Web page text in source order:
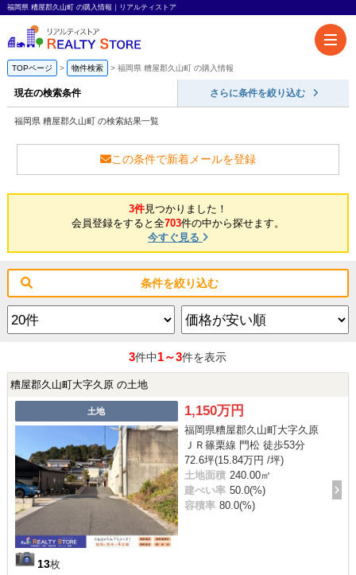
福岡県 糟屋郡久山町 の購入情報｜リアルティストア
TOPページ 物件検索 福岡県 糟屋郡久山町 の購入情報
現在の検索条件 さらに条件を絞り込む
福岡県 糟屋郡久山町 の検索結果一覧
この条件で新着メールを登録
3件見つかりました！
会員登録をすると全703件の中から探せます。
今すぐ見る
条件を絞り込む
3件中1～3件を表示
糟屋郡久山町大字久原 の土地
土地
13枚
1,150万円
福岡県糟屋郡久山町大字久原
ＪＲ篠栗線 門松 徒歩53分
72.6坪(15.84万円 /坪)
土地面積 240.00㎡
建ぺい率 50.0(%)
容積率 80.0(%)